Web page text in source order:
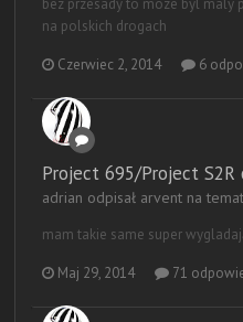
bez przesady to moze byl maly
na polskich drogach
Czerwiec 2, 2014 6
Project 695/Project S2R
adrian odpisał arvent na
mam takie same super
Maj 29, 2014 71